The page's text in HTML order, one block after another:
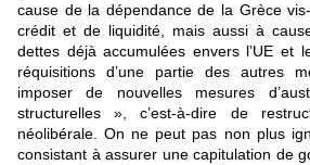
cause de la dépendance de la Grèce
crédit et de liquidité, mais aussi à
dettes déjà accumulées envers l’UE et
réquisitions d’une partie des autres
imposer de nouvelles mesures
structurelles », c’est-à-dire de
néolibérale. On ne peut pas non plus
consistant à assurer une capitulation de